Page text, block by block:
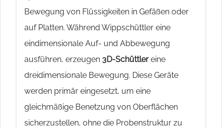
Bewegung von Flüssigkeiten in Gefäßen oder
auf Platten. Während Wippschüttler eine
eindimensionale Auf- und Abbewegung
ausführen, erzeugen 3D-Schüttler eine
dreidimensionale Bewegung. Diese Geräte
werden primär eingesetzt, um eine
gleichmäßige Benetzung von Oberflächen
sicherzustellen, ohne die Probenstruktur zu